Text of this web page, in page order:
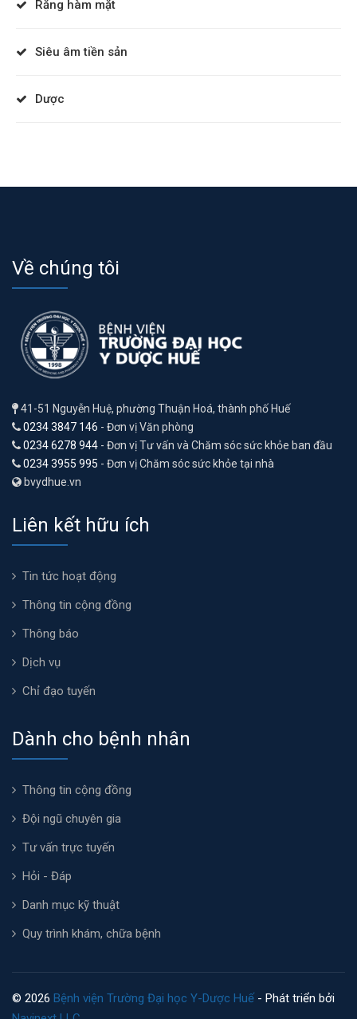
Răng hàm mặt
Siêu âm tiền sản
Dược
Về chúng tôi
41-51 Nguyễn Huệ, phường Thuận Hoá, thành phố Huế
0234 3847 146 - Đơn vị Văn phòng
0234 6278 944 - Đơn vị Tư vấn và Chăm sóc sức khỏe ban đầu
0234 3955 995 - Đơn vị Chăm sóc sức khỏe tại nhà
bvydhue.vn
Liên kết hữu ích
Tin tức hoạt động
Thông tin cộng đồng
Thông báo
Dịch vụ
Chỉ đạo tuyến
Dành cho bệnh nhân
Thông tin cộng đồng
Đội ngũ chuyên gia
Tư vấn trực tuyến
Hỏi - Đáp
Danh mục kỹ thuật
Quy trình khám, chữa bệnh
© 2026 Bệnh viện Trường Đại học Y-Dược Huế - Phát triển bởi